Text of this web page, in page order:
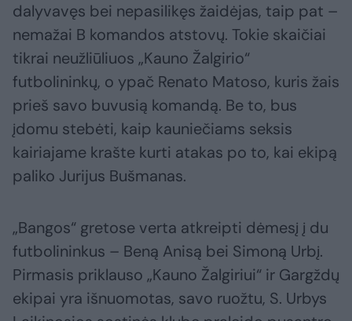
dalyvavęs bei nepasilikęs žaidėjas, taip pat –
nemažai B komandos atstovų. Tokie skaičiai
tikrai neužliūliuos „Kauno Žalgirio“
futbolininkų, o ypač Renato Matoso, kuris žais
prieš savo buvusią komandą. Be to, bus
įdomu stebėti, kaip kauniečiams seksis
kairiajame krašte kurti atakas po to, kai ekipą
paliko Jurijus Bušmanas.
„Bangos“ gretose verta atkreipti dėmesį į du
futbolininkus – Beną Anisą bei Simoną Urbį.
Pirmasis priklauso „Kauno Žalgiriui“ ir Gargždų
ekipai yra išnuomotas, savo ruožtu, S. Urbys